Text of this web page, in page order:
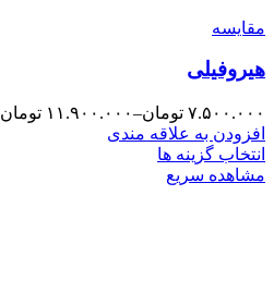
مقایسه
هیروفیلی
۷.۵۰۰.۰۰۰ تومان–۱۱.۹۰۰.۰۰۰ تومان
افزودن به علاقه مندی
انتخاب گزینه ها
مشاهده سریع